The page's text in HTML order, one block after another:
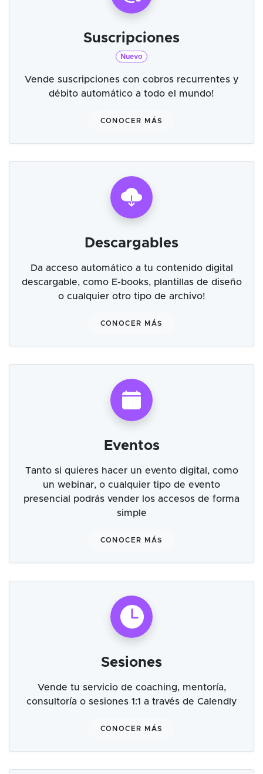
Suscripciones
Nuevo
Vende suscripciones con cobros recurrentes y
débito automático a todo el mundo!
CONOCER MÁS
Descargables
Da acceso automático a tu contenido digital
descargable, como E-books, plantillas de diseño
o cualquier otro tipo de archivo!
CONOCER MÁS
Eventos
Tanto si quieres hacer un evento digital, como
un webinar, o cualquier tipo de evento
presencial podrás vender los accesos de forma
simple
CONOCER MÁS
Sesiones
Vende tu servicio de coaching, mentoría,
consultoría o sesiones 1:1 a través de Calendly
CONOCER MÁS